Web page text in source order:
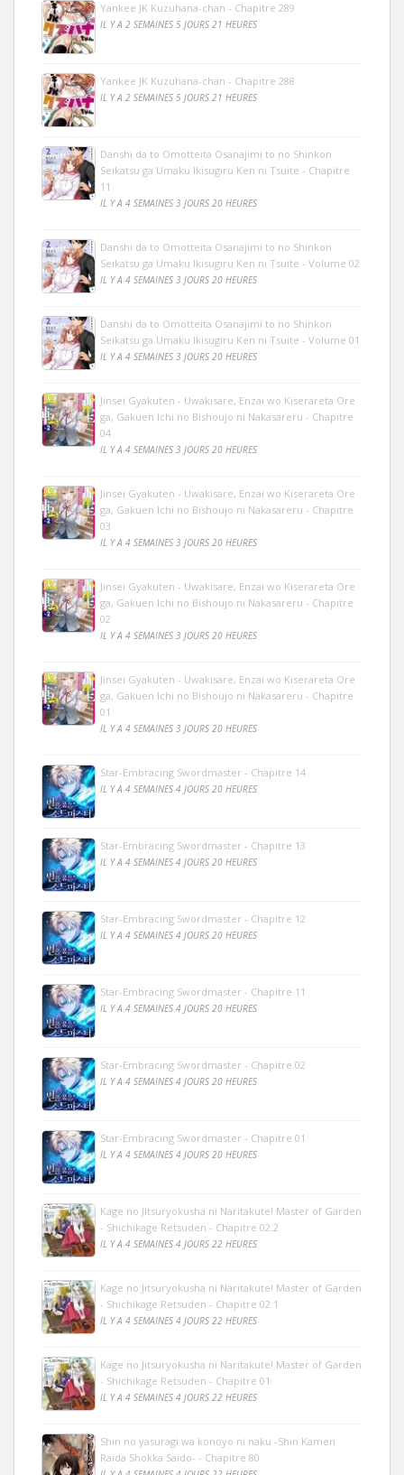
Yankee JK Kuzuhana-chan - Chapitre 289
IL Y A 2 SEMAINES 5 JOURS 21 HEURES
Yankee JK Kuzuhana-chan - Chapitre 288
IL Y A 2 SEMAINES 5 JOURS 21 HEURES
Danshi da to Omotteita Osanajimi to no Shinkon
Seikatsu ga Umaku Ikisugiru Ken ni Tsuite - Chapitre
11
IL Y A 4 SEMAINES 3 JOURS 20 HEURES
Danshi da to Omotteita Osanajimi to no Shinkon
Seikatsu ga Umaku Ikisugiru Ken ni Tsuite - Volume 02
IL Y A 4 SEMAINES 3 JOURS 20 HEURES
Danshi da to Omotteita Osanajimi to no Shinkon
Seikatsu ga Umaku Ikisugiru Ken ni Tsuite - Volume 01
IL Y A 4 SEMAINES 3 JOURS 20 HEURES
Jinsei Gyakuten - Uwakisare, Enzai wo Kiserareta Ore
ga, Gakuen Ichi no Bishoujo ni Nakasareru - Chapitre
04
IL Y A 4 SEMAINES 3 JOURS 20 HEURES
Jinsei Gyakuten - Uwakisare, Enzai wo Kiserareta Ore
ga, Gakuen Ichi no Bishoujo ni Nakasareru - Chapitre
03
IL Y A 4 SEMAINES 3 JOURS 20 HEURES
Jinsei Gyakuten - Uwakisare, Enzai wo Kiserareta Ore
ga, Gakuen Ichi no Bishoujo ni Nakasareru - Chapitre
02
IL Y A 4 SEMAINES 3 JOURS 20 HEURES
Jinsei Gyakuten - Uwakisare, Enzai wo Kiserareta Ore
ga, Gakuen Ichi no Bishoujo ni Nakasareru - Chapitre
01
IL Y A 4 SEMAINES 3 JOURS 20 HEURES
Star-Embracing Swordmaster - Chapitre 14
IL Y A 4 SEMAINES 4 JOURS 20 HEURES
Star-Embracing Swordmaster - Chapitre 13
IL Y A 4 SEMAINES 4 JOURS 20 HEURES
Star-Embracing Swordmaster - Chapitre 12
IL Y A 4 SEMAINES 4 JOURS 20 HEURES
Star-Embracing Swordmaster - Chapitre 11
IL Y A 4 SEMAINES 4 JOURS 20 HEURES
Star-Embracing Swordmaster - Chapitre 02
IL Y A 4 SEMAINES 4 JOURS 20 HEURES
Star-Embracing Swordmaster - Chapitre 01
IL Y A 4 SEMAINES 4 JOURS 20 HEURES
Kage no Jitsuryokusha ni Naritakute! Master of Garden
- Shichikage Retsuden - Chapitre 02.2
IL Y A 4 SEMAINES 4 JOURS 22 HEURES
Kage no Jitsuryokusha ni Naritakute! Master of Garden
- Shichikage Retsuden - Chapitre 02.1
IL Y A 4 SEMAINES 4 JOURS 22 HEURES
Kage no Jitsuryokusha ni Naritakute! Master of Garden
- Shichikage Retsuden - Chapitre 01
IL Y A 4 SEMAINES 4 JOURS 22 HEURES
Shin no yasuragi wa konoyo ni naku -Shin Kamen
Raida Shokka Saido- - Chapitre 80